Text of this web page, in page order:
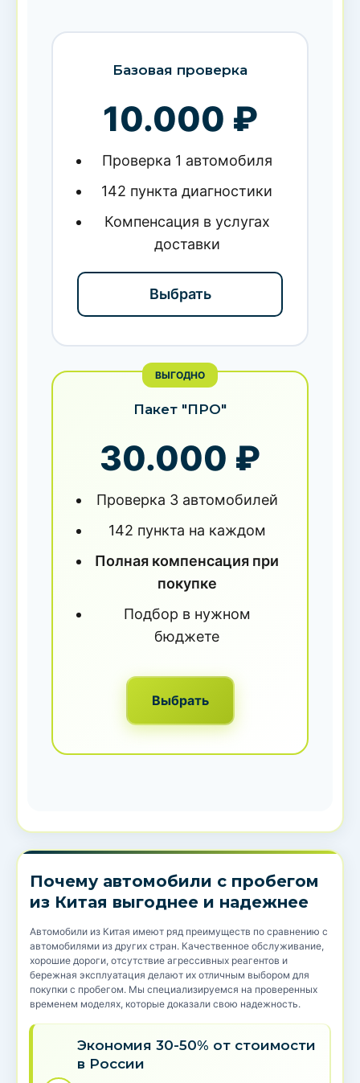
Базовая проверка
10.000 ₽
Проверка 1 автомобиля
142 пункта диагностики
Компенсация в услугах
доставки
Выбрать
ВЫГОДНО
Пакет "ПРО"
30.000 ₽
Проверка 3 автомобилей
142 пункта на каждом
Полная компенсация при
покупке
Подбор в нужном
бюджете
Выбрать
Почему автомобили с пробегом
из Китая выгоднее и надежнее
Автомобили из Китая имеют ряд преимуществ по сравнению с
автомобилями из других стран. Качественное обслуживание,
хорошие дороги, отсутствие агрессивных реагентов и
бережная эксплуатация делают их отличным выбором для
покупки с пробегом. Мы специализируемся на проверенных
временем моделях, которые доказали свою надежность.
Экономия 30-50% от стоимости
в России